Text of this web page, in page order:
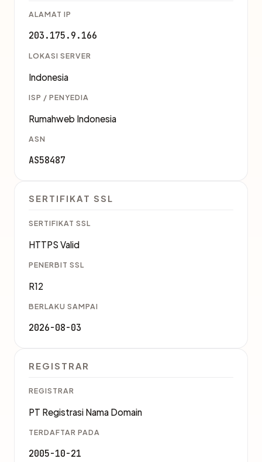
ALAMAT IP
203.175.9.166
LOKASI SERVER
Indonesia
ISP / PENYEDIA
Rumahweb Indonesia
ASN
AS58487
SERTIFIKAT SSL
SERTIFIKAT SSL
HTTPS Valid
PENERBIT SSL
R12
BERLAKU SAMPAI
2026-08-03
REGISTRAR
REGISTRAR
PT Registrasi Nama Domain
TERDAFTAR PADA
2005-10-21